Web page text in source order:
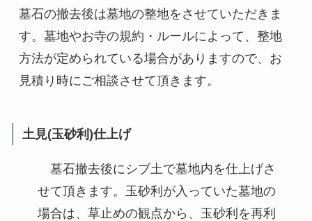
墓石の撤去後は墓地の整地をさせていただきま
す。墓地やお寺の規約・ルールによって、整地
方法が定められている場合がありますので、お
見積り時にご相談させて頂きます。
土見(玉砂利)仕上げ
墓石撤去後にシブ土で墓地内を仕上げさ
せて頂きます。玉砂利が入っていた墓地の
場合は、草止めの観点から、玉砂利を再利